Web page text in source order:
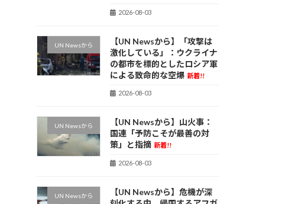
2026-08-03
UN Newsから
【UN Newsから】「攻撃は
激化している」：ウクライナ
の都市を標的としたロシア軍
による致命的な空爆 新着!!
2026-08-03
UN Newsから
【UN Newsから】山火事：
国連「予防こそが最善の対
策」と指摘 新着!!
2026-08-03
UN Newsから
【UN Newsから】危機が深